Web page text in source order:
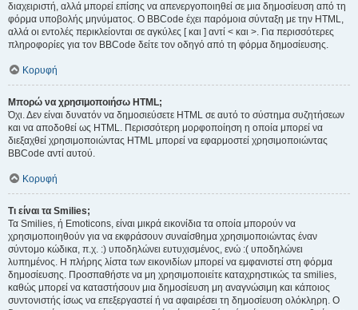
διαχειριστή, αλλά μπορεί επίσης να απενεργοποιηθεί σε μια δημοσίευση από τη
φόρμα υποβολής μηνύματος. Ο BBCode έχει παρόμοια σύνταξη με την HTML,
αλλά οι εντολές περικλείονται σε αγκύλες [ και ] αντί < και >. Για περισσότερες
πληροφορίες για τον BBCode δείτε τον οδηγό από τη φόρμα δημοσίευσης.
Κορυφή
Μπορώ να χρησιμοποιήσω HTML;
Όχι. Δεν είναι δυνατόν να δημοσιεύσετε HTML σε αυτό το σύστημα συζητήσεων
και να αποδοθεί ως HTML. Περισσότερη μορφοποίηση η οποία μπορεί να
διεξαχθεί χρησιμοποιώντας HTML μπορεί να εφαρμοστεί χρησιμοποιώντας
BBCode αντί αυτού.
Κορυφή
Τι είναι τα Smilies;
Τα Smilies, ή Emoticons, είναι μικρά εικονίδια τα οποία μπορούν να
χρησιμοποιηθούν για να εκφράσουν συναίσθημα χρησιμοποιώντας έναν
σύντομο κώδικα, π.χ. :) υποδηλώνει ευτυχισμένος, ενώ :( υποδηλώνει
λυπημένος. Η πλήρης λίστα των εικονιδίων μπορεί να εμφανιστεί στη φόρμα
δημοσίευσης. Προσπαθήστε να μη χρησιμοποιείτε καταχρηστικώς τα smilies,
καθώς μπορεί να καταστήσουν μια δημοσίευση μη αναγνώσιμη και κάποιος
συντονιστής ίσως να επεξεργαστεί ή να αφαιρέσει τη δημοσίευση ολόκληρη. Ο